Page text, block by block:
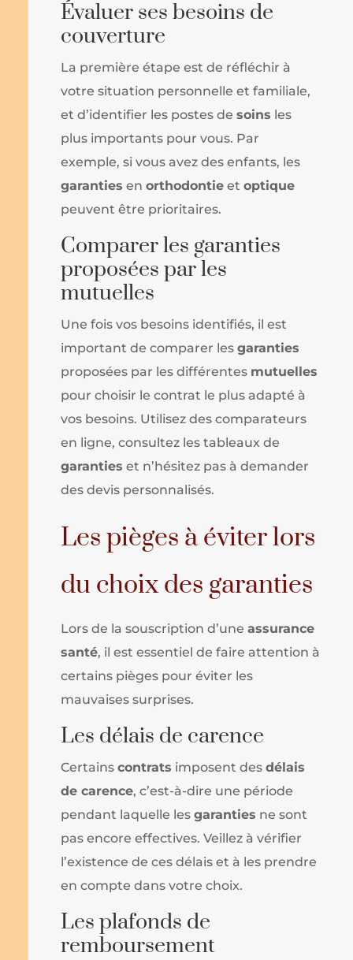
Évaluer ses besoins de
couverture
La première étape est de réfléchir à
votre situation personnelle et familiale,
et d’identifier les postes desoins les
plus importants pour vous. Par
exemple, si vous avez des enfants, les
garanties enorthodontie etoptique
peuvent être prioritaires.
Comparer les garanties
proposées par les
mutuelles
Une fois vos besoins identifiés, il est
important de comparer lesgaranties
proposées par les différentes mutuelles
pour choisir le contrat le plus adapté à
vos besoins. Utilisez des comparateurs
en ligne, consultez les tableaux de
garanties et n’hésitez pas à demander
des devis personnalisés.
Les pièges à éviter lors
du choix des garanties
Lors de la souscription d’uneassurance
santé, il est essentiel de faire attention à
certains pièges pour éviter les
mauvaises surprises.
Les délais de carence
Certainscontrats imposent desdélais
de carence, c’est-à-dire une période
pendant laquelle lesgaranties ne sont
pas encore effectives. Veillez à vérifier
l’existence de ces délais et à les prendre
en compte dans votre choix.
Les plafonds de
remboursement